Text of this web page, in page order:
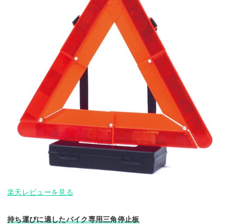
楽天レビューを見る
持ち運びに適したバイク専用三角停止板